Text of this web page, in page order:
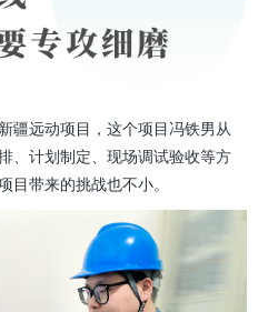
疆远动项目，这个项目冯铁男从
、计划制定、现场调试验收等方
目带来的挑战也不小。